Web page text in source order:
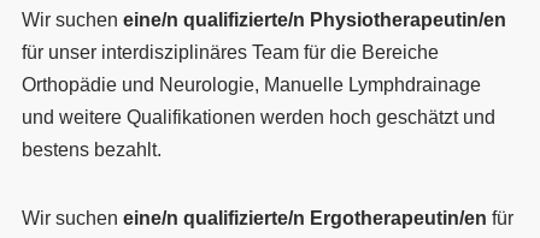
Wir sucheneine/n qualifizierte/n Physiotherapeutin/en
für unser interdisziplinäres Team für die Bereiche
Orthopädie und Neurologie, Manuelle Lymphdrainage
und weitere Qualifikationen werden hoch geschätzt und
bestens bezahlt.
Wir sucheneine/n qualifizierte/n Ergotherapeutin/en für